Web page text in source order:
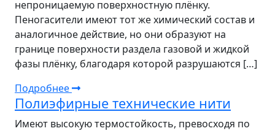
непроницаемую поверхностную плёнку.
Пеногасители имеют тот же химический состав и
аналогичное действие, но они образуют на
границе поверхности раздела газовой и жидкой
фазы плёнку, благодаря которой разрушаются […]
Подробнее
Полиэфирные технические нити
Имеют высокую термостойкость, превосходя по